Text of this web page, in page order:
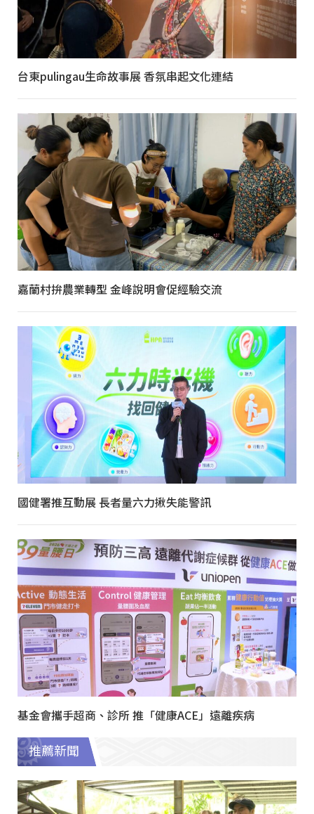
台東pulingau生命故事展 香氛串起文化連結
嘉蘭村拚農業轉型 金峰說明會促經驗交流
國健署推互動展 長者量六力揪失能警訊
基金會攜手超商、診所 推「健康ACE」遠離疾病
推薦新聞